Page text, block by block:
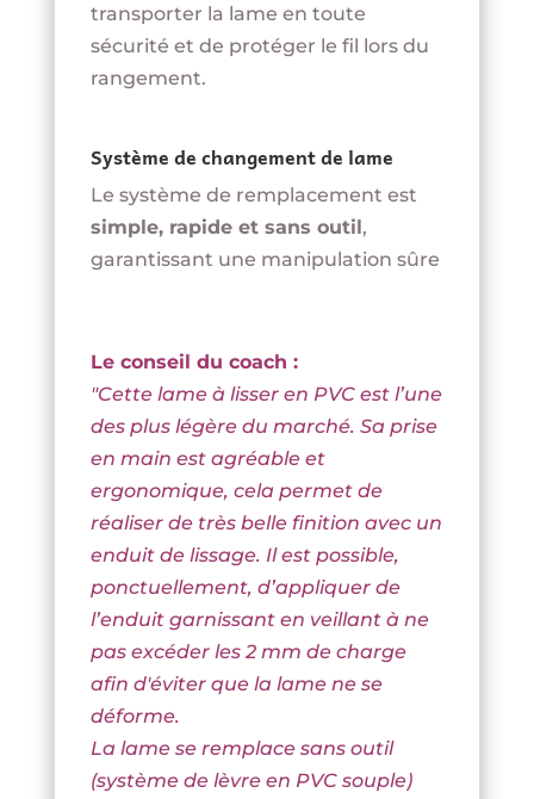
transporter la lame en toute
sécurité et de protéger le fil lors du
rangement.
Système de changement de lame
Le système de remplacement est
simple, rapide et sans outil,
garantissant une manipulation sûre
Le conseil du coach :
"Cette lame à lisser en PVC est l’une
des plus légère du marché. Sa prise
en main est agréable et
ergonomique, cela permet de
réaliser de très belle finition avec un
enduit de lissage. Il est possible,
ponctuellement, d’appliquer de
l’enduit garnissant en veillant à ne
pas excéder les 2 mm de charge
afin d'éviter que la lame ne se
déforme.
La lame se remplace sans outil
(système de lèvre en PVC souple)